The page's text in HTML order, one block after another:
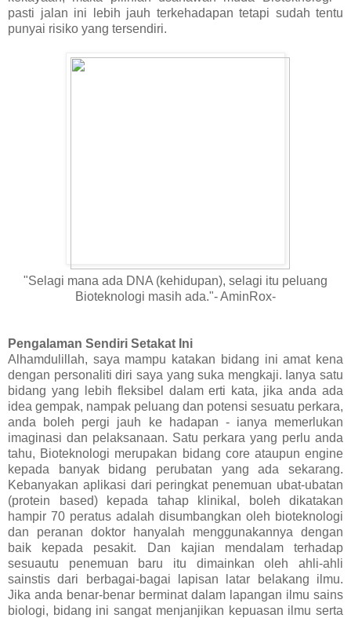
pasti jalan ini lebih jauh terkehadapan tetapi sudah tentu
punyai risiko yang tersendiri.
"Selagi mana ada DNA (kehidupan), selagi itu peluang
Bioteknologi masih ada."- AminRox-
Pengalaman Sendiri Setakat Ini
Alhamdulillah, saya mampu katakan bidang ini amat kena
dengan personaliti diri saya yang suka mengkaji. Ianya satu
bidang yang lebih fleksibel dalam erti kata, jika anda ada
idea gempak, nampak peluang dan potensi sesuatu perkara,
anda boleh pergi jauh ke hadapan - ianya memerlukan
imaginasi dan pelaksanaan. Satu perkara yang perlu anda
tahu, Bioteknologi merupakan bidang core ataupun engine
kepada banyak bidang perubatan yang ada sekarang.
Kebanyakan aplikasi dari peringkat penemuan ubat-ubatan
(protein based) kepada tahap klinikal, boleh dikatakan
hampir 70 peratus adalah disumbangkan oleh bioteknologi
dan peranan doktor hanyalah menggunakannya dengan
baik kepada pesakit. Dan kajian mendalam terhadap
sesuautu penemuan baru itu dimainkan oleh ahli-ahli
sainstis dari berbagai-bagai lapisan latar belakang ilmu.
Jika anda benar-benar berminat dalam lapangan ilmu sains
biologi, bidang ini sangat menjanjikan kepuasan ilmu serta